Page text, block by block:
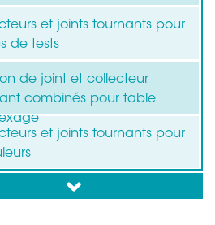
et joints tournants pour
de tests
de joint et collecteur
combinés pour table
et joints tournants pour
down